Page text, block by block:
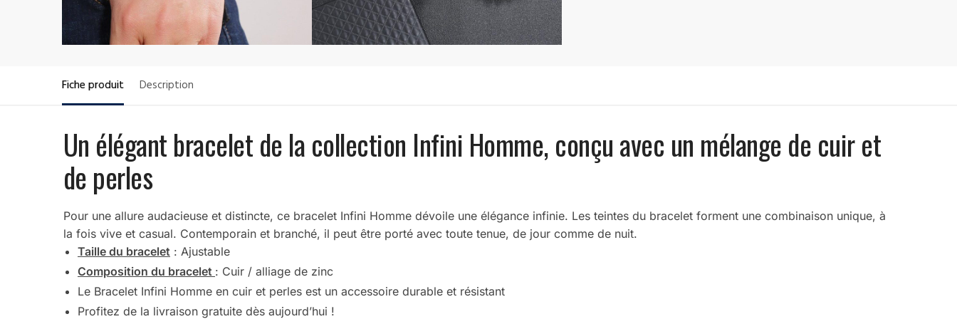
Fiche produit Description
Un élégant bracelet de la collection Infini Homme, conçu avec un mélange de cuir et
de perles
Pour une allure audacieuse et distincte, ce bracelet Infini Homme dévoile une élégance infinie. Les teintes du bracelet forment une combinaison unique, à
la fois vive et casual. Contemporain et branché, il peut être porté avec toute tenue, de jour comme de nuit.
Taille du bracelet : Ajustable
Composition du bracelet : Cuir / alliage de zinc
Le Bracelet Infini Homme en cuir et perles est un accessoire durable et résistant
Profitez de la livraison gratuite dès aujourd’hui !